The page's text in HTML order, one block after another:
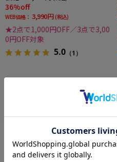
36%off
WEB価格： 3,990円 (税込)
★2点で1,000円OFF／3点で3,00
0円OFF対象
5.0 （1）